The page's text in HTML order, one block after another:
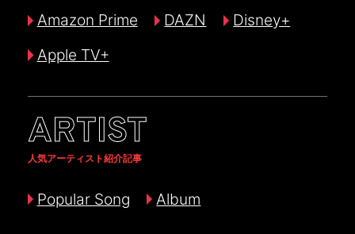
Amazon Prime
DAZN
Disney+
Apple TV+
ARTIST
人気アーティスト紹介記事
Popular Song Album